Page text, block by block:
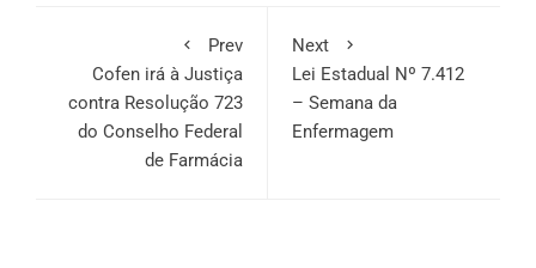
Prev
Cofen irá à Justiça
contra Resolução 723
do Conselho Federal
de Farmácia
Next
Lei Estadual Nº 7.412
– Semana da
Enfermagem